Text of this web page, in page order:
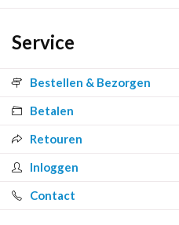
Service
Bestellen & Bezorgen
Betalen
Retouren
Inloggen
Contact